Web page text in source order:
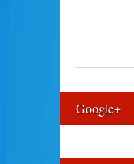
Google+